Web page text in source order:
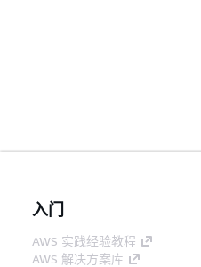
入门
AWS 实践经验教程
AWS 解决方案库